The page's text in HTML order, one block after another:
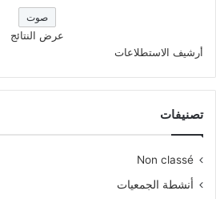
عرض النتائج
أرشيف الاستطلاعات
تصنيفات
Non classé
أنشطة الجمعيات